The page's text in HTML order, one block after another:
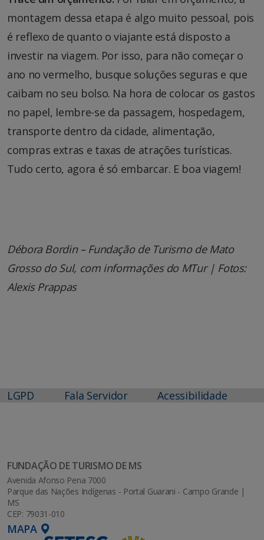
montagem dessa etapa é algo muito pessoal, pois
é reflexo de quanto o viajante está disposto a
investir na viagem. Por isso, para não começar o
ano no vermelho, busque soluções seguras e que
caibam no seu bolso. Na hora de colocar os gastos
no papel, lembre-se da passagem, hospedagem,
transporte dentro da cidade, alimentação,
compras extras e taxas de atrações turísticas.
Tudo certo, agora é só embarcar. E boa viagem!
Débora Bordin – Fundação de Turismo de Mato
Grosso do Sul, com informações do MTur | Fotos:
Alexis Prappas
LGPD Fala Servidor Acessibilidade
FUNDAÇÃO DE TURISMO DE MS
Avenida Afonso Pena 7000
Parque das Nações Indígenas - Portal Guarani - Campo Grande |
MS
CEP: 79031-010
MAPA